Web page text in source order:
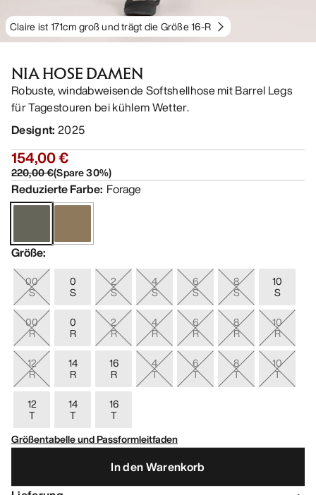
Claire ist 171cm groß und trägt die Größe 16-R
NIA HOSE DAMEN
Robuste, windabweisende Softshellhose mit Barrel Legs
für Tagestouren bei kühlem Wetter.
Designt: 2025
154,00 €
220,00 €(Spare30%)
Reduzierte Farbe: Forage
Größe:
00
S
0
S
2
S
4
S
6
S
8
S
10
S
00
R
0
R
2
R
4
R
6
R
8
R
10
R
12
R
14
R
16
R
4
T
6
T
8
T
10
T
12
T
14
T
16
T
Größentabelle und Passformleitfaden
In den Warenkorb